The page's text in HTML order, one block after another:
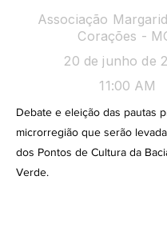
Associação
Corações -
20 de junho de
11:00 AM
Debate e eleição das pautas
microrregião que serão
dos Pontos de Cultura da
Verde.